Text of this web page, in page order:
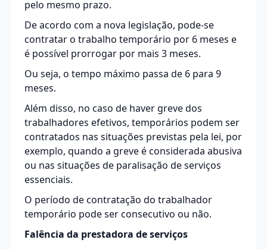
pelo mesmo prazo.
De acordo com a nova legislação, pode-se
contratar o trabalho temporário por 6 meses e
é possível prorrogar por mais 3 meses.
Ou seja, o tempo máximo passa de 6 para 9
meses.
Além disso, no caso de haver greve dos
trabalhadores efetivos, temporários podem ser
contratados nas situações previstas pela lei, por
exemplo, quando a greve é considerada abusiva
ou nas situações de paralisação de serviços
essenciais.
O período de contratação do trabalhador
temporário pode ser consecutivo ou não.
Falência da prestadora de serviços